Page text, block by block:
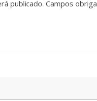
publicado. Campos